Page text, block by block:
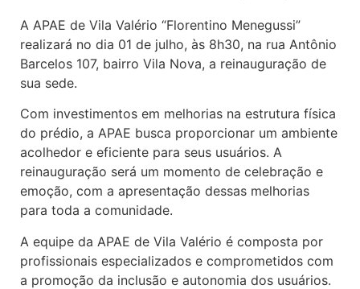
A APAE de Vila Valério “Florentino Menegussi”
realizará no dia 01 de julho, às 8h30, na rua Antônio
Barcelos 107, bairro Vila Nova, a reinauguração de
sua sede.
Com investimentos em melhorias na estrutura física
do prédio, a APAE busca proporcionar um ambiente
acolhedor e eficiente para seus usuários. A
reinauguração será um momento de celebração e
emoção, com a apresentação dessas melhorias
para toda a comunidade.
A equipe da APAE de Vila Valério é composta por
profissionais especializados e comprometidos com
a promoção da inclusão e autonomia dos usuários.